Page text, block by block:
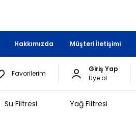
Hakkımızda Müşteri İletişimi
Favorilerim
Giriş Yap
Üye ol
Su Filtresi Yağ Filtresi